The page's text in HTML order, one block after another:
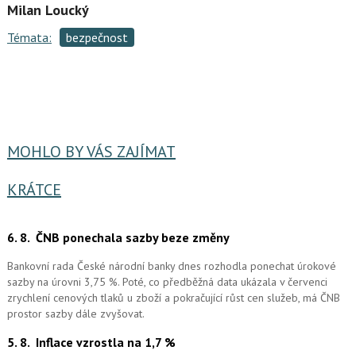
Milan Loucký
Témata: bezpečnost
MOHLO BY VÁS ZAJÍMAT
KRÁTCE
6. 8. ČNB ponechala sazby beze změny
Bankovní rada České národní banky dnes rozhodla ponechat úrokové
sazby na úrovni 3,75 %. Poté, co předběžná data ukázala v červenci
zrychlení cenových tlaků u zboží a pokračující růst cen služeb, má ČNB
prostor sazby dále zvyšovat.
5. 8. Inflace vzrostla na 1,7 %